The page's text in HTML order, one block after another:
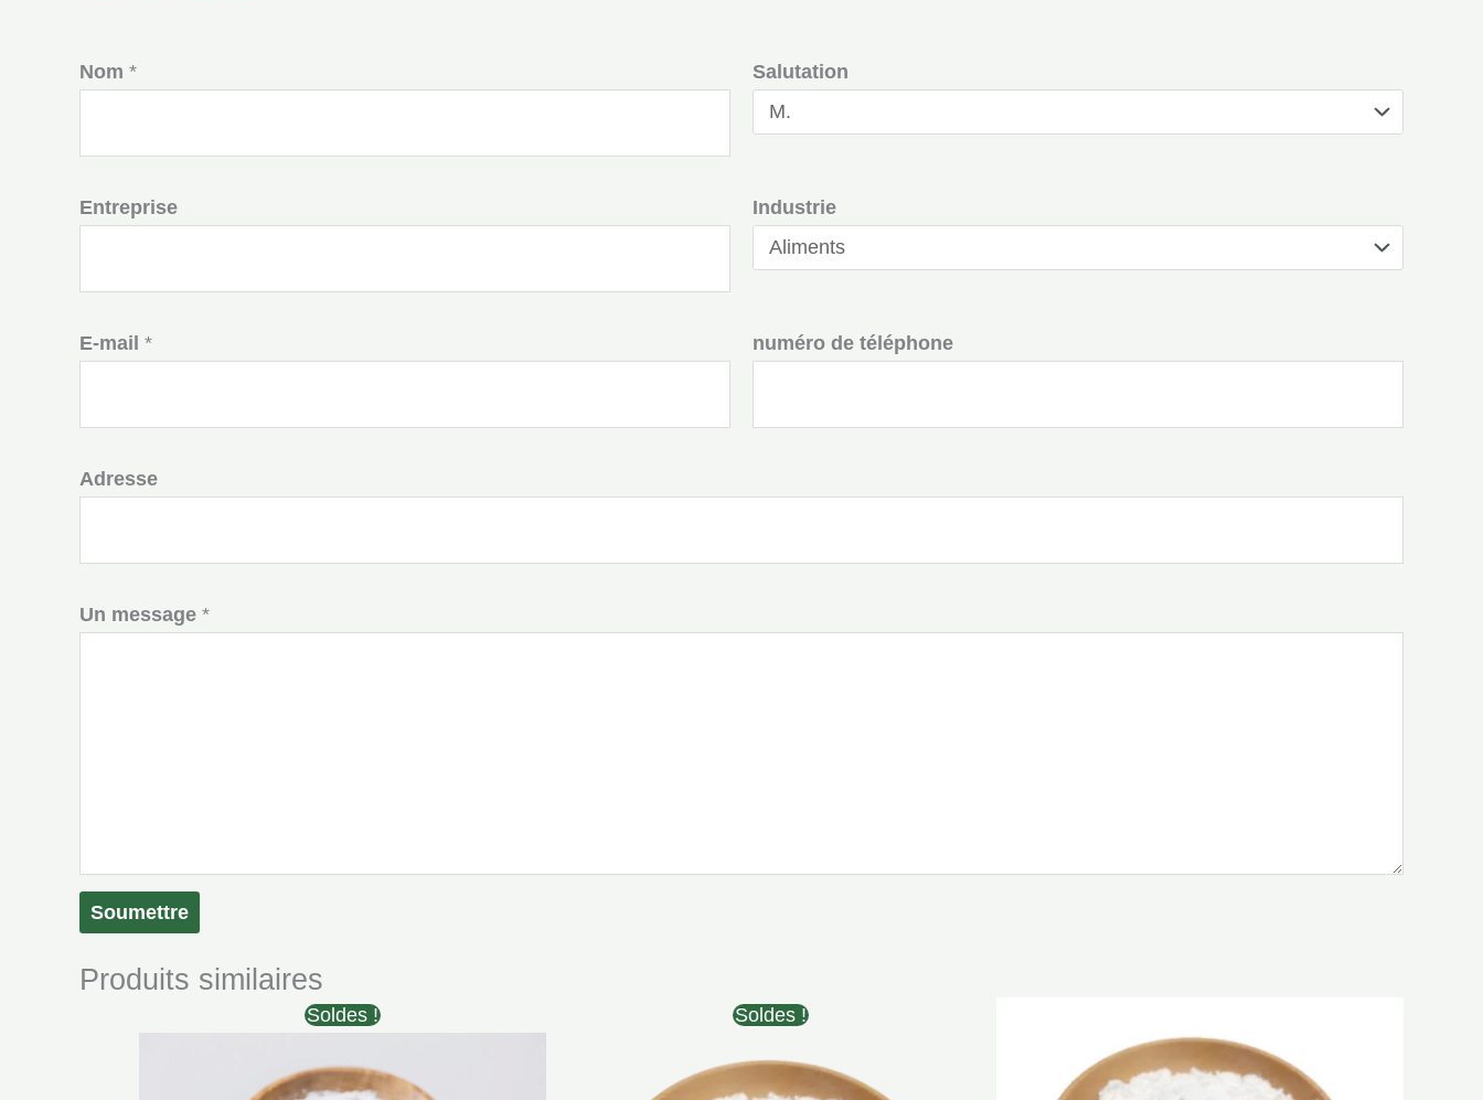
Nom * Salutation
Entreprise Industrie
E-mail * numéro de téléphone
Adresse
Un message *
Soumettre
Produits similaires
Soldes ! Soldes !